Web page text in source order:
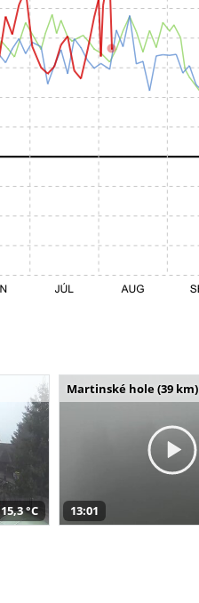
15,3 °C
Martinské hole (39 km)
13:01